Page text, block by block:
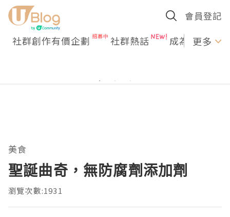
會員登記
社群創作有價企劃 社群熱話 成為U更多
美食
聖誕曲奇，無防腐劑添加劑
瀏覽次數:1931